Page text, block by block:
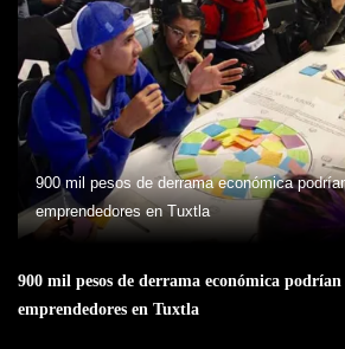
900 mil pesos de derrama económica
emprendedores en Tuxtla
900 mil pesos de derrama económica
emprendedores en Tuxtla